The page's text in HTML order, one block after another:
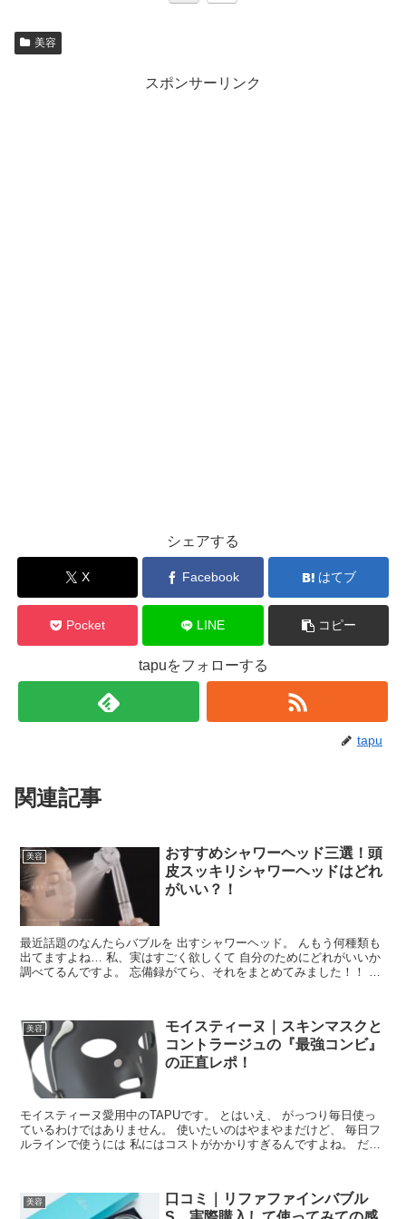
美容
スポンサーリンク
シェアする
X Facebook はてブ
Pocket LINE コピー
tapuをフォローする
tapu
関連記事
美容
おすすめシャワーヘッド三選！頭
皮スッキリシャワーヘッドはどれ
がいい？！
最近話題のなんたらバブルを 出すシャワーヘッド。 んもう何種類も
出てますよね… 私、実はすごく欲しくて 自分のためにどれがいいか
調べてるんですよ。 忘備録がてら、それをまとめてみました！！ シ
美容
モイスティーヌ｜スキンマスクと
コントラージュの『最強コンビ』
の正直レポ！
モイスティーヌ愛用中のTAPUです。 とはいえ、 がっつり毎日使っ
ているわけではありません。 使いたいのはやまやまだけど、 毎日フ
ルラインで使うには 私にはコストがかかりすぎるんですよね。 だか
美容
口コミ｜リファファインバブル